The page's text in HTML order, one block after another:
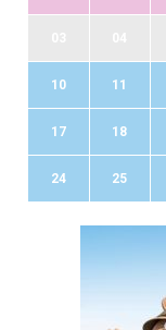
10 11
17 18
24 25